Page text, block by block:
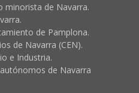
minorista de Navarra.
de Pamplona.
de Navarra (CEN).
e Industria.
de Navarra